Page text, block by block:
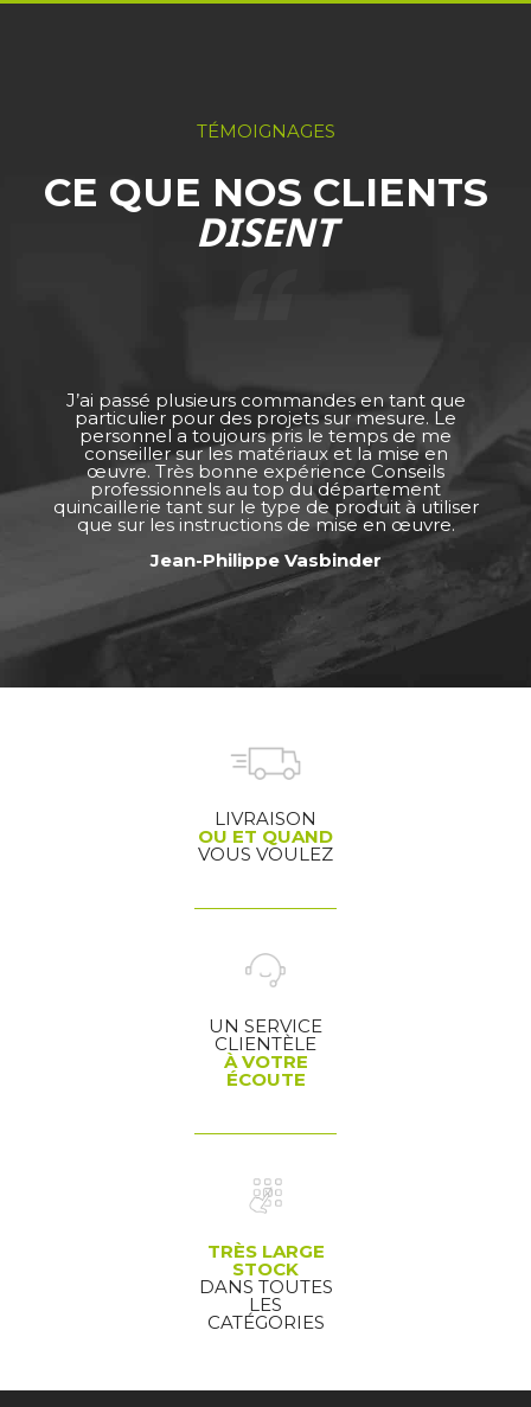
TÉMOIGNAGES
CE QUE NOS CLIENTS
DISENT
J’ai passé plusieurs commandes en tant que
particulier pour des projets sur mesure. Le
personnel a toujours pris le temps de me
conseiller sur les matériaux et la mise en
œuvre. Très bonne expérience Conseils
professionnels au top du département
quincaillerie tant sur le type de produit à utiliser
que sur les instructions de mise en œuvre.
Jean-Philippe Vasbinder
LIVRAISON
OU ET QUAND
VOUS VOULEZ
UN SERVICE
CLIENTÈLE
À VOTRE
ÉCOUTE
TRÈS LARGE
STOCK
DANS TOUTES
LES
CATÉGORIES